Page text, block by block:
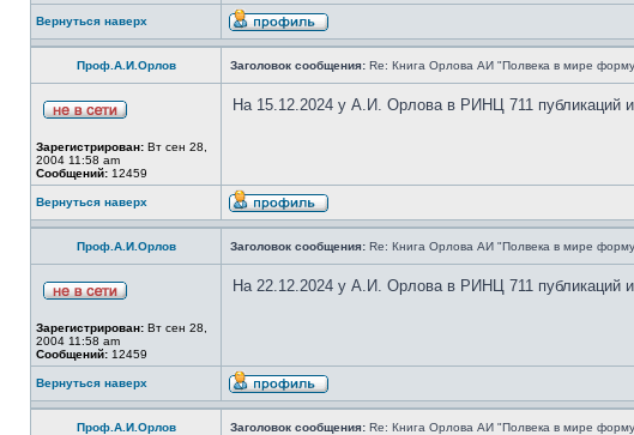
Вернуться наверх
Проф.А.И.Орлов Заголовок сообщения: Re: Книга Орлова АИ "Полвека в мире
Зарегистрирован: Вт сен 28,
2004 11:58 am
Сообщений: 12459
На 15.12.2024 у А.И. Орлова в РИНЦ 711 публикаций
Вернуться наверх
Проф.А.И.Орлов Заголовок сообщения: Re: Книга Орлова АИ "Полвека в мире
Зарегистрирован: Вт сен 28,
2004 11:58 am
Сообщений: 12459
На 22.12.2024 у А.И. Орлова в РИНЦ 711 публикаций
Вернуться наверх
Проф.А.И.Орлов Заголовок сообщения: Re: Книга Орлова АИ "Полвека в мире